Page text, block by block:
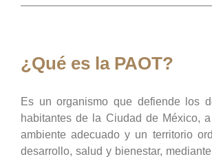
¿Qué es la PAOT?
Es un organismo que defiende los
habitantes de la Ciudad de México,
ambiente adecuado y un territorio
desarrollo, salud y bienestar,